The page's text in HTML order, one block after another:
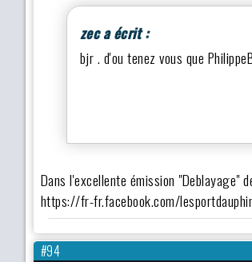
zec a écrit :
bjr . d'ou tenez vous que
Dans l'excellente émission "Deblayage"
https://fr-fr.facebook.com/
#94